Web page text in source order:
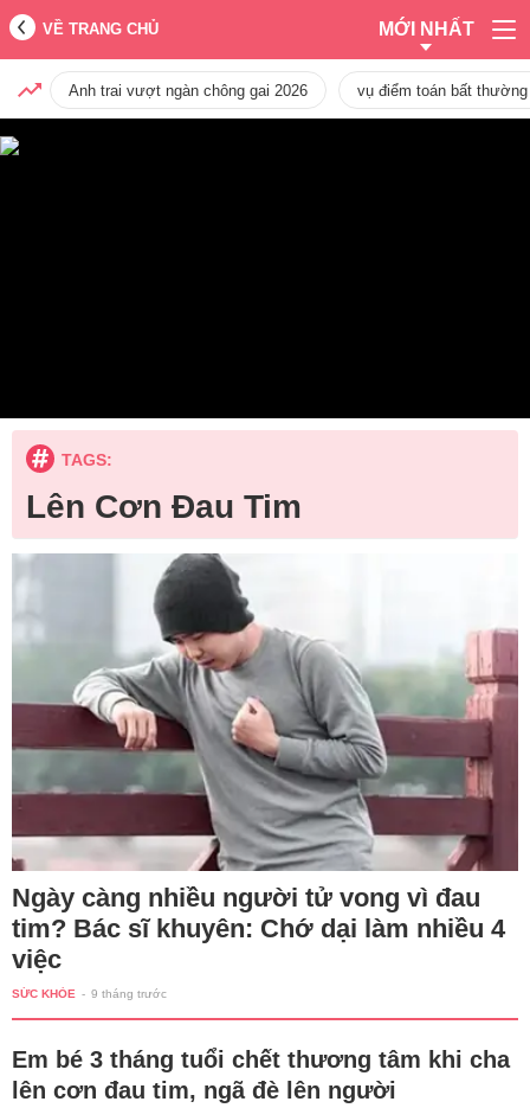
VỀ TRANG CHỦ MỚI NHẤT
Anh trai vượt ngàn chông gai 2026 vụ điểm toán bất
TAGS:
Lên Cơn Đau Tim
Ngày càng nhiều người tử vong vì đau
tim? Bác sĩ khuyên: Chớ dại làm nhiều 4
việc
SỨC KHỎE - 9 tháng trước
Em bé 3 tháng tuổi chết thương tâm khi cha
lên cơn đau tim, ngã đè lên người